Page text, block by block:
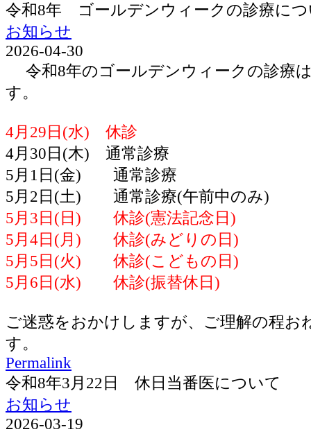
令和8年 ゴールデンウィークの診療に
お知らせ
2026-04-30
令和8年のゴールデンウィークの診療
す。
4月29日(水) 休診
4月30日(木) 通常診療
5月1日(金) 通常診療
5月2日(土) 通常診療(午前中のみ)
5月3日(日) 休診(憲法記念日)
5月4日(月) 休診(みどりの日)
5月5日(火) 休診(こどもの日)
5月6日(水) 休診(振替休日)
ご迷惑をおかけしますが、ご理解の程お
す。
Permalink
令和8年3月22日 休日当番医について
お知らせ
2026-03-19